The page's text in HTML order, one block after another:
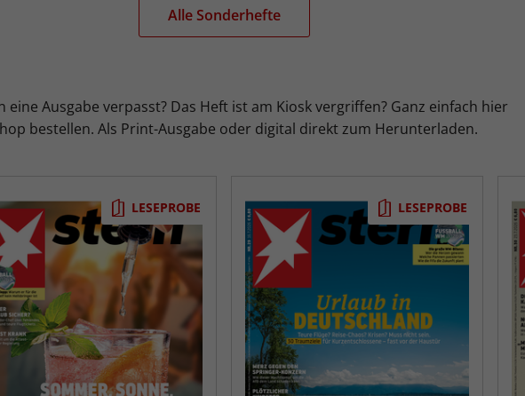
Alle Sonderhefte
eine Ausgabe verpasst? Das Heft ist am Kiosk vergriffen? Ganz einfach hier
bestellen. Als Print-Ausgabe oder digital direkt zum Herunterladen.
LESEPROBE LESEPROBE